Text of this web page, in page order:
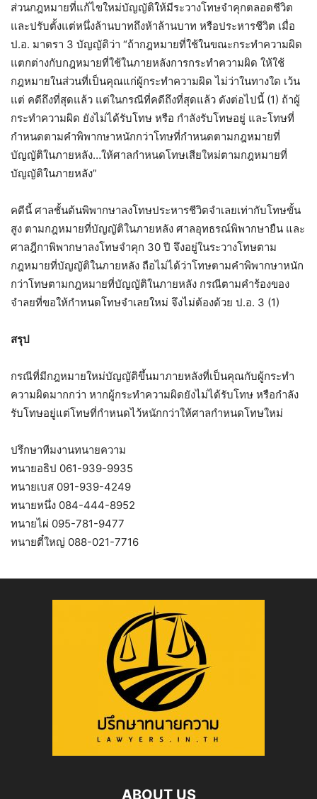
ส่วนกฎหมายที่แก้ไขใหม่บัญญัติให้มีระวางโทษจำคุกตลอดชีวิต
และปรับตั้งแต่หนึ่งล้านบาทถึงห้าล้านบาท หรือประหารชีวิต เมื่อ
ป.อ. มาตรา 3 บัญญัติว่า “ถ้ากฎหมายที่ใช้ในขณะกระทำความผิด
แตกต่างกับกฎหมายที่ใช้ในภายหลังการกระทำความผิด ให้ใช้
กฎหมายในส่วนที่เป็นคุณแก่ผู้กระทำความผิด ไม่ว่าในทางใด เว้น
แต่ คดีถึงที่สุดแล้ว แต่ในกรณีที่คดีถึงที่สุดแล้ว ดังต่อไปนี้ (1) ถ้าผู้
กระทำความผิด ยังไม่ได้รับโทษ หรือ กำลังรับโทษอยู่ และโทษที่
กำหนดตามคำพิพากษาหนักกว่าโทษที่กำหนดตามกฎหมายที่
บัญญัติในภายหลัง…ให้ศาลกำหนดโทษเสียใหม่ตามกฎหมายที่
บัญญัติในภายหลัง”
คดีนี้ ศาลชั้นต้นพิพากษาลงโทษประหารชีวิตจำเลยเท่ากับโทษขั้น
สูง ตามกฎหมายที่บัญญัติในภายหลัง ศาลอุทธรณ์พิพากษายืน และ
ศาลฎีกาพิพากษาลงโทษจำคุก 30 ปี จึงอยู่ในระวางโทษตาม
กฎหมายที่บัญญัติในภายหลัง ถือไม่ได้ว่าโทษตามคำพิพากษาหนัก
กว่าโทษตามกฎหมายที่บัญญัติในภายหลัง กรณีตามคำร้องของ
จำลยที่ขอให้กำหนดโทษจำเลยใหม่ จึงไม่ต้องด้วย ป.อ. 3 (1)
สรุป
กรณีที่มีกฎหมายใหม่บัญญัติขึ้นมาภายหลังที่เป็นคุณกับผู้กระทำ
ความผิดมากกว่า หากผู้กระทำความผิดยังไม่ได้รับโทษ หรือกำลัง
รับโทษอยู่แต่โทษที่กำหนดไว้หนักกว่าให้ศาลกำหนดโทษใหม่
ปรึกษาทีมงานทนายความ
ทนายอธิป 061-939-9935
ทนายเบส 091-939-4249
ทนายหนึ่ง 084-444-8952
ทนายไผ่ 095-781-9477
ทนายตี๋ใหญ่ 088-021-7716
ABOUT US